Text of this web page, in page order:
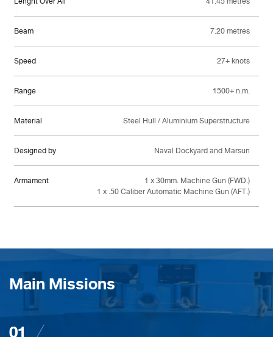
Beam 7.20 metres
Speed 27+ knots
Range 1500+ n.m.
Material Steel Hull / Aluminium Superstructure
Designed by Naval Dockyard and Marsun
Armament
1 x 30mm. Machine Gun (FWD.)
1 x .50 Caliber Automatic Machine Gun (AFT.)
Main Missions